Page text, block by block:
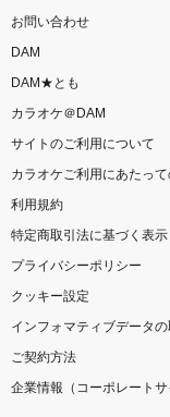
お問い合わせ
DAM
DAM★とも
カラオケ＠DAM
サイトのご利用について
カラオケご利用にあたっ
利用規約
特定商取引法に基づく表示
プライバシーポリシー
クッキー設定
インフォマティブデータ
ご契約方法
企業情報（コーポレートサ